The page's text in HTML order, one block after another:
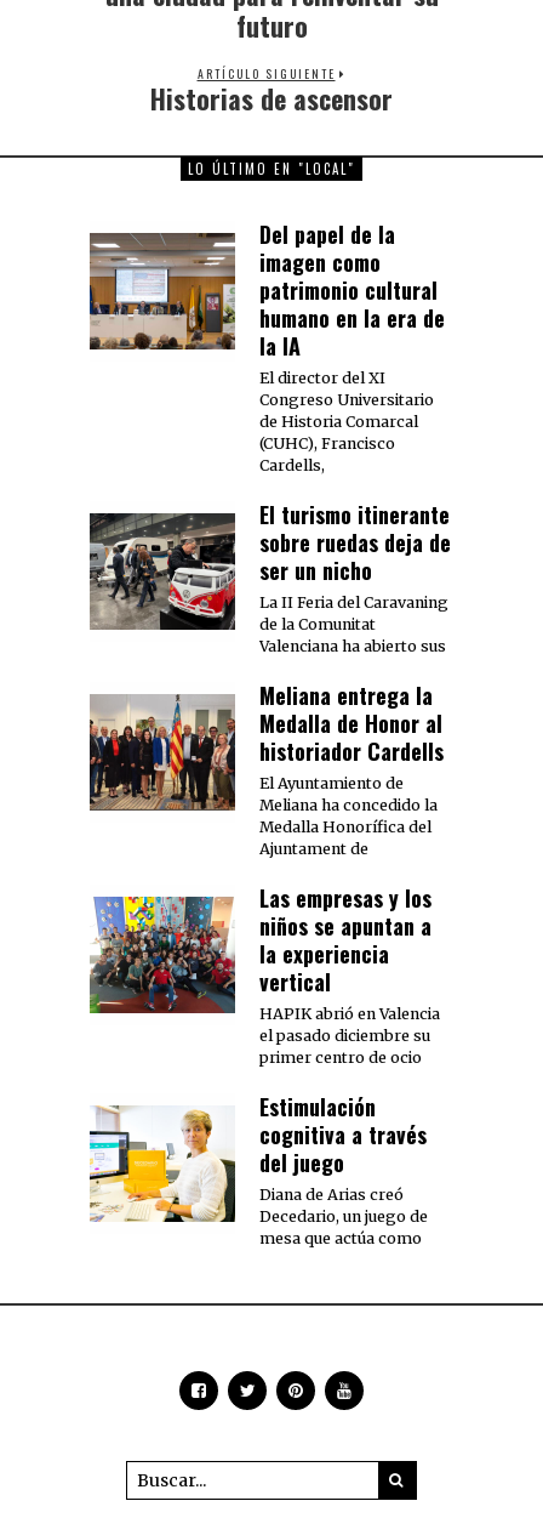
futuro
ARTÍCULO SIGUIENTE
Next
Historias de ascensor
LO ÚLTIMO EN "LOCAL"
Del papel de la
imagen como
patrimonio cultural
humano en la era de
la IA
El director del XI
Congreso Universitario
de Historia Comarcal
(CUHC), Francisco
Cardells,
El turismo itinerante
sobre ruedas deja de
ser un nicho
La II Feria del Caravaning
de la Comunitat
Valenciana ha abierto sus
Meliana entrega la
Medalla de Honor al
historiador Cardells
El Ayuntamiento de
Meliana ha concedido la
Medalla Honorífica del
Ajuntament de
Las empresas y los
niños se apuntan a
la experiencia
vertical
HAPIK abrió en Valencia
el pasado diciembre su
primer centro de ocio
Estimulación
cognitiva a través
del juego
Diana de Arias creó
Decedario, un juego de
mesa que actúa como